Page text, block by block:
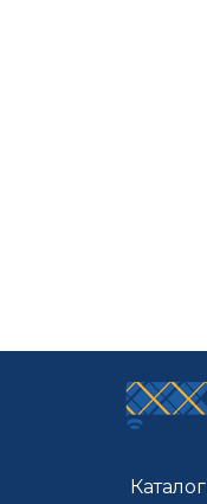
Каталог